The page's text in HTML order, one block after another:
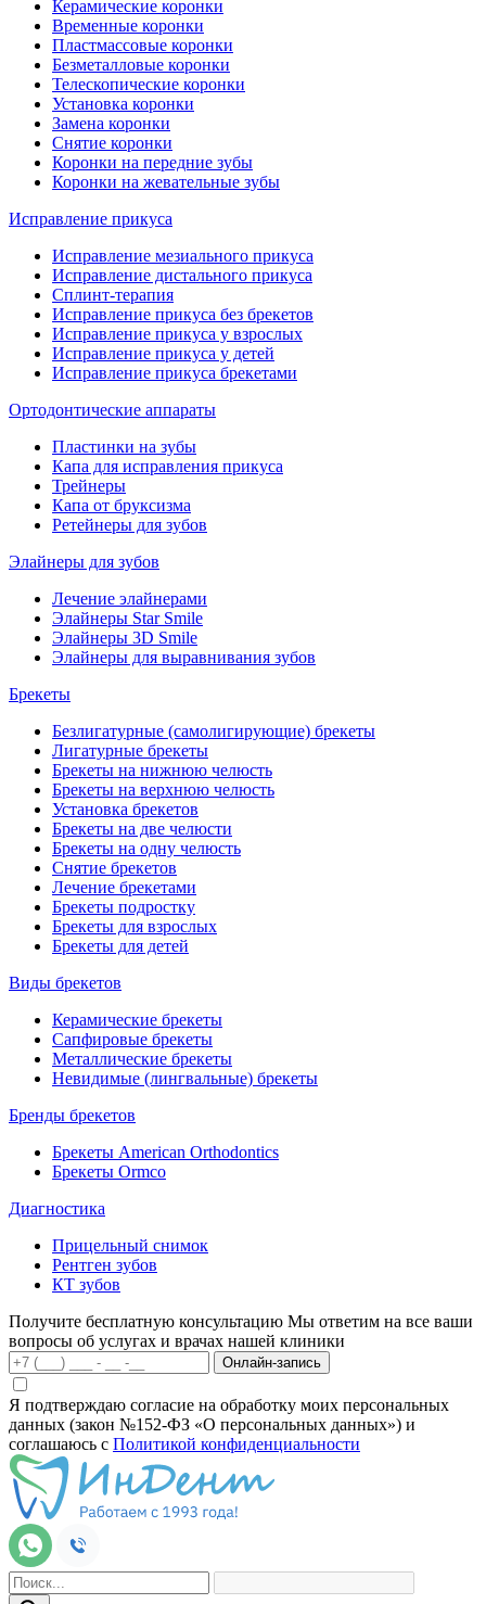
Керамические коронки
Временные коронки
Пластмассовые коронки
Безметалловые коронки
Телескопические коронки
Установка коронки
Замена коронки
Снятие коронки
Коронки на передние зубы
Коронки на жевательные зубы
Исправление прикуса
Исправление мезиального прикуса
Исправление дистального прикуса
Сплинт-терапия
Исправление прикуса без брекетов
Исправление прикуса у взрослых
Исправление прикуса у детей
Исправление прикуса брекетами
Ортодонтические аппараты
Пластинки на зубы
Капа для исправления прикуса
Трейнеры
Капа от бруксизма
Ретейнеры для зубов
Элайнеры для зубов
Лечение элайнерами
Элайнеры Star Smile
Элайнеры 3D Smile
Элайнеры для выравнивания зубов
Брекеты
Безлигатурные (самолигирующие) брекеты
Лигатурные брекеты
Брекеты на нижнюю челюсть
Брекеты на верхнюю челюсть
Установка брекетов
Брекеты на две челюсти
Брекеты на одну челюсть
Снятие брекетов
Лечение брекетами
Брекеты подростку
Брекеты для взрослых
Брекеты для детей
Виды брекетов
Керамические брекеты
Сапфировые брекеты
Металлические брекеты
Невидимые (лингвальные) брекеты
Бренды брекетов
Брекеты American Orthodontics
Брекеты Ormco
Диагностика
Прицельный снимок
Рентген зубов
КТ зубов
Получите бесплатную консультацию Мы ответим на все ваши
вопросы об услугах и врачах нашей клиники
Онлайн-запись
Я подтверждаю согласие на обработку моих персональных
данных (закон №152-ФЗ «О персональных данных») и
соглашаюсь с Политикой конфиденциальности